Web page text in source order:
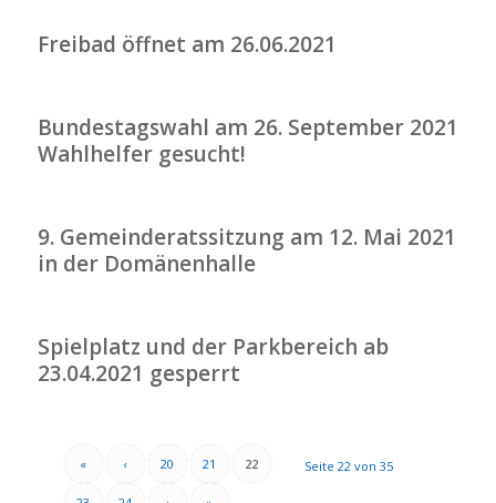
Freibad öffnet am 26.06.2021
Bundestagswahl am 26. September 2021
Wahlhelfer gesucht!
9. Gemeinderatssitzung am 12. Mai 2021
in der Domänenhalle
Spielplatz und der Parkbereich ab
23.04.2021 gesperrt
Seite 22 von 35
« ‹ 20 21 22